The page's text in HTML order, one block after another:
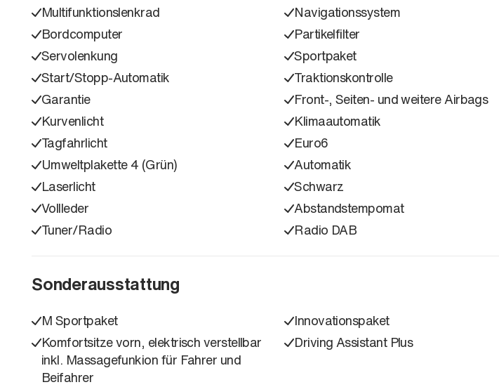
Multifunktionslenkrad
Navigationssystem
Bordcomputer
Partikelfilter
Servolenkung
Sportpaket
Start/Stopp-Automatik
Traktionskontrolle
Garantie
Front-, Seiten- und weitere Airbags
Kurvenlicht
Klimaautomatik
Tagfahrlicht
Euro6
Umweltplakette 4 (Grün)
Automatik
Laserlicht
Schwarz
Vollleder
Abstandstempomat
Tuner/Radio
Radio DAB
Sonderausstattung
M Sportpaket
Innovationspaket
Komfortsitze vorn, elektrisch verstellbar
inkl. Massagefunkion für Fahrer und
Beifahrer
Driving Assistant Plus